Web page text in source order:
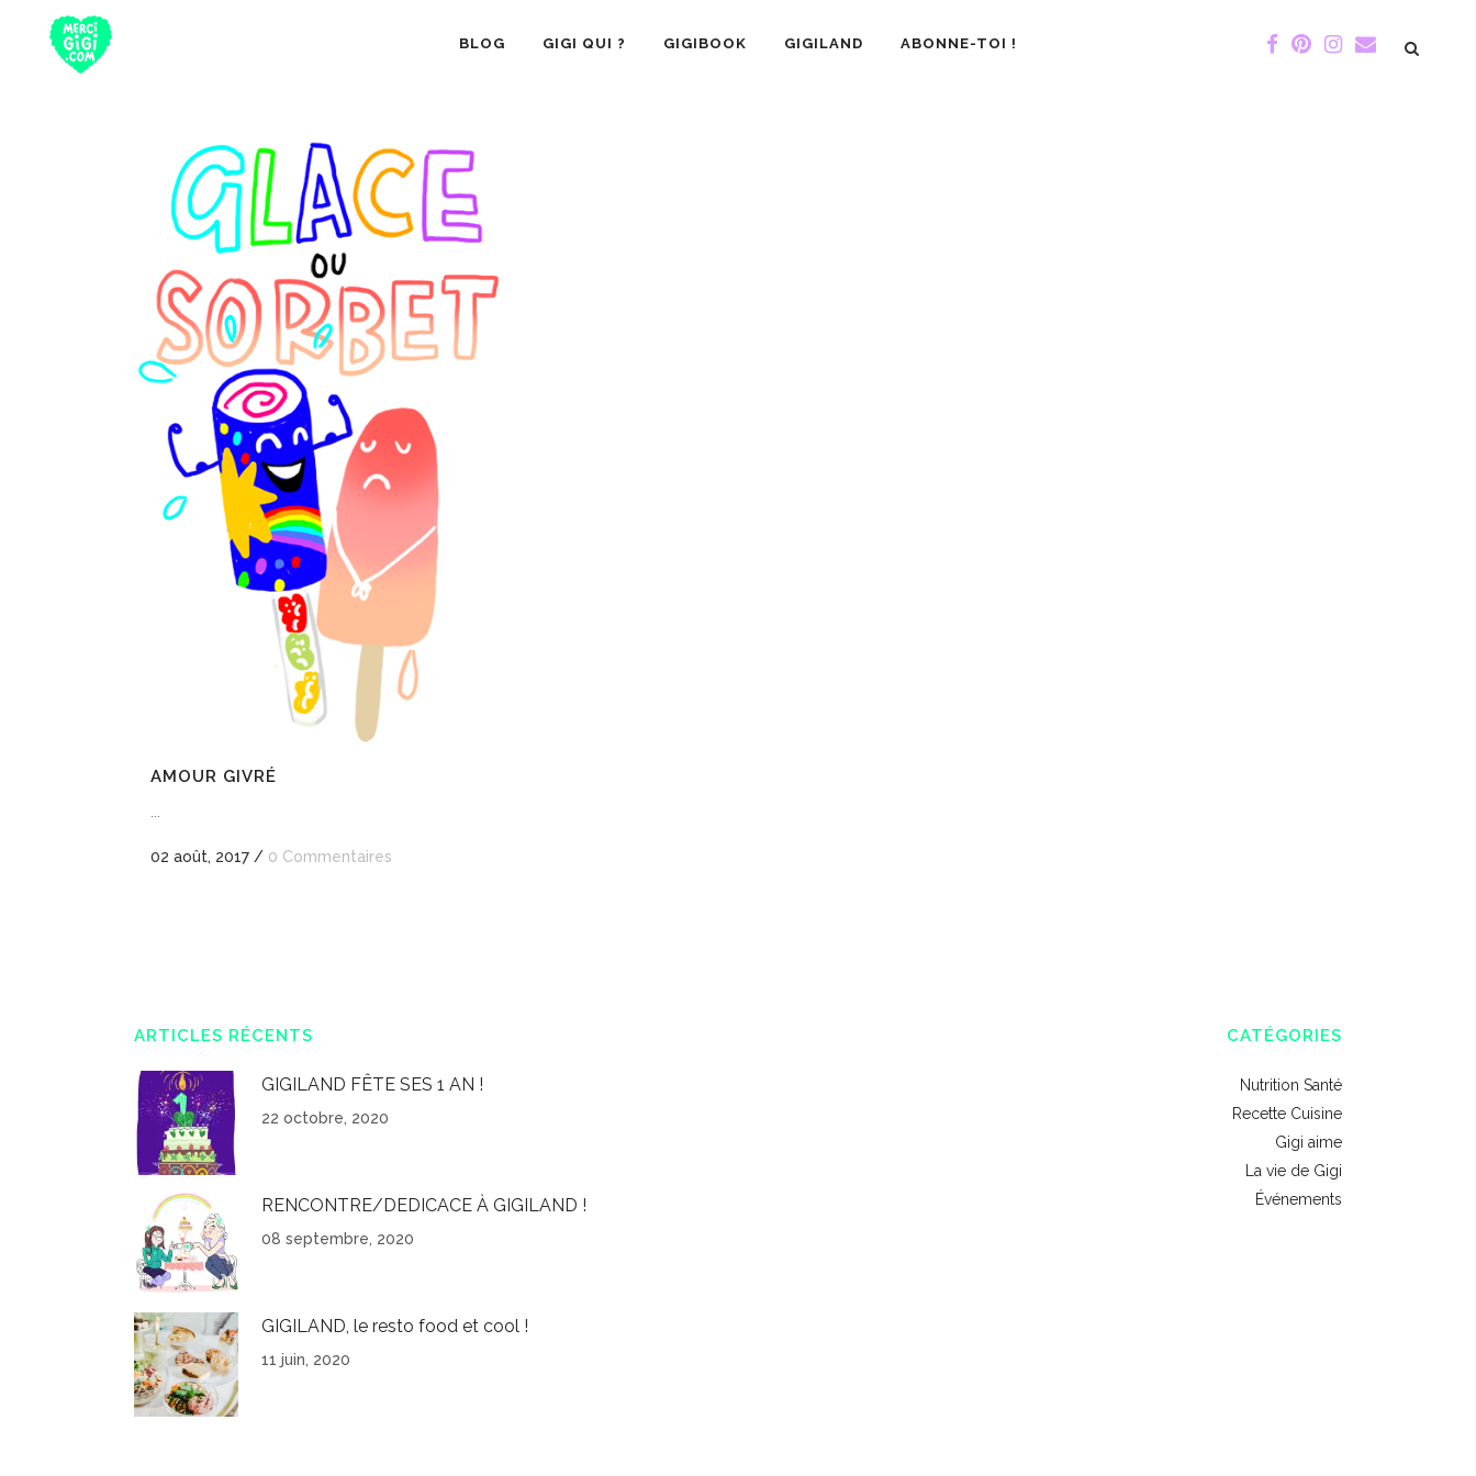
BLOG GIGI QUI ? GIGIBOOK GIGILAND ABONNE-TOI !
AMOUR GIVRÉ
...
02 août, 2017 / 0 Commentaires
ARTICLES RÉCENTS
GIGILAND FÊTE SES 1 AN !
22 octobre, 2020
RENCONTRE/DEDICACE À GIGILAND !
08 septembre, 2020
GIGILAND, le resto food et cool !
11 juin, 2020
CATÉGORIES
Nutrition Santé
Recette Cuisine
Gigi aime
La vie de Gigi
Événements